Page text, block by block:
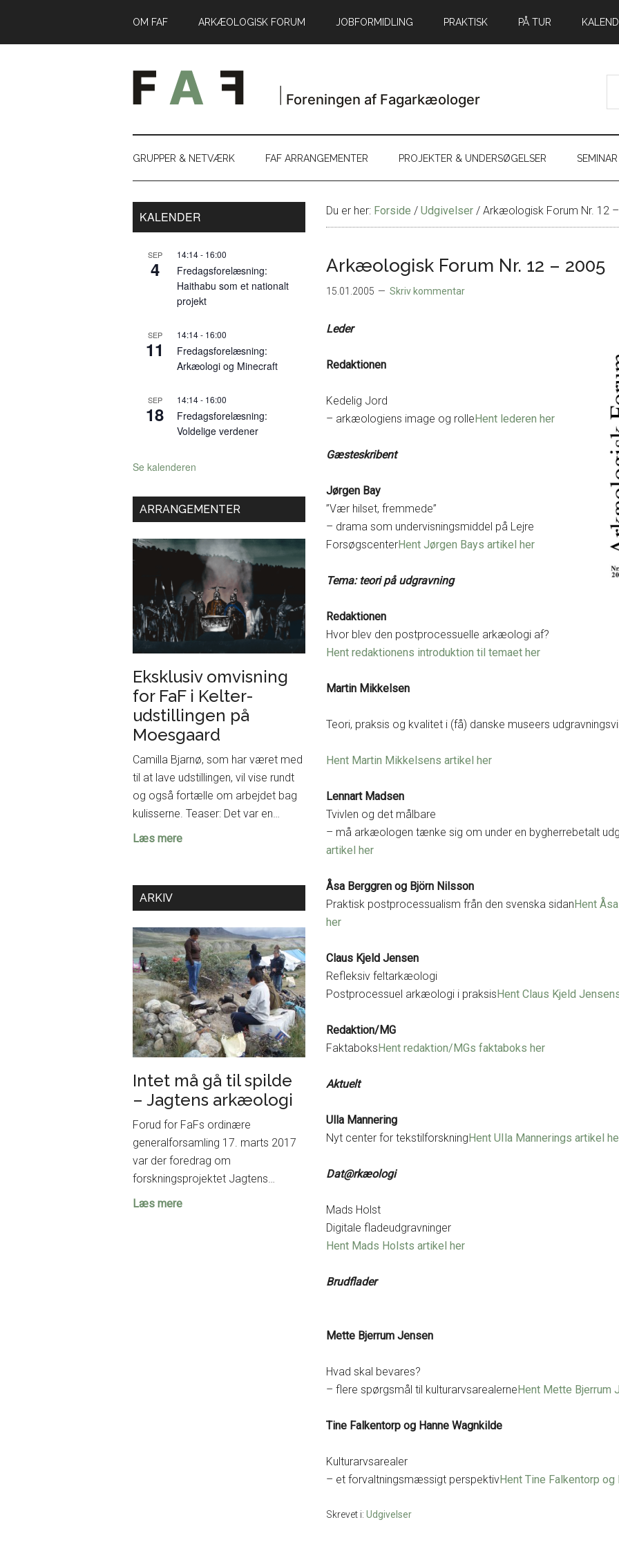
indhold
secondary
til
OM FAF ARKÆOLOGISK FORUM JOBFORMIDLING PRAKTISK PÅ TUR
GRUPPER & NETVÆRK FAF ARRANGEMENTER PROJEKTER & UNDERSØGELSER
Du er her: Forside / Udgivelser / Arkæologisk Forum Nr. 12
Arkæologisk Forum Nr. 12 – 2005
15.01.2005 Skriv kommentar
Leder
Redaktionen
Kedelig Jord
– arkæologiens image og rolleHent lederen her
Gæsteskribent
Jørgen Bay
”Vær hilset, fremmede”
– drama som undervisningsmiddel på Lejre
ForsøgscenterHent Jørgen Bays artikel her
Tema: teori på udgravning
Redaktionen
Hvor blev den postprocessuelle arkæologi af?
Hent redaktionens introduktion til temaet her
Martin Mikkelsen
Teori, praksis og kvalitet i (få) danske museers
Hent Martin Mikkelsens artikel her
Lennart Madsen
Tvivlen og det målbare
– må arkæologen tænke sig om under en bygherrebetalt
artikel her
Åsa Berggren og Björn Nilsson
Praktisk postprocessualism från den svenska sidanHent
her
Claus Kjeld Jensen
Refleksiv feltarkæologi
Postprocessuel arkæologi i praksisHent Claus Kjeld
Redaktion/MG
FaktaboksHent redaktion/MGs faktaboks her
Aktuelt
Ulla Mannering
Nyt center for tekstilforskningHent UIla Mannerings artikel
Dat@rkæologi
Mads Holst
Digitale fladeudgravninger
Hent Mads Holsts artikel her
Brudflader
Mette Bjerrum Jensen
Hvad skal bevares?
– flere spørgsmål til kulturarvsarealerneHent Mette Bjerrum
Tine Falkentorp og Hanne Wagnkilde
Kulturarvsarealer
– et forvaltningsmæssigt perspektivHent Tine Falkentorp
Skrevet i: Udgivelser
Sidebar
KALENDER
SEP
4
14:14- 16:00
Fredagsforelæsning:
Haithabu som et nationalt
projekt
SEP
11
14:14- 16:00
Fredagsforelæsning:
Arkæologi og Minecraft
SEP
18
14:14- 16:00
Fredagsforelæsning:
Voldelige verdener
Se kalenderen
ARRANGEMENTER
Eksklusiv omvisning
for FaF i Kelter-
udstillingen på
Moesgaard
Camilla Bjarnø, som har været med
til at lave udstillingen, vil vise rundt
og også fortælle om arbejdet bag
kulisserne. Teaser: Det var en…
Læs mereEksklusiv
i
Kelter-
udstillingen
på
Moesgaard
ARKIV
Intet må gå til spilde
– Jagtens arkæologi
Forud for FaFs ordinære
generalforsamling 17. marts 2017
var der foredrag om
forskningsprojektet Jagtens…
Læs mereIntet